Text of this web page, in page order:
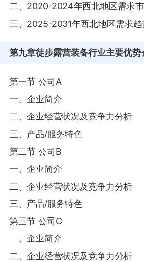
二、2020-2024年西北地区需求
三、2025-2031年西北地区需求趋
第九章徒步露营装备行业主要优势
第一节 公司A
一、企业简介
二、企业经营状况及竞争力分析
三、产品/服务特色
第二节 公司B
一、企业简介
二、企业经营状况及竞争力分析
三、产品/服务特色
第三节 公司C
一、企业简介
二、企业经营状况及竞争力分析